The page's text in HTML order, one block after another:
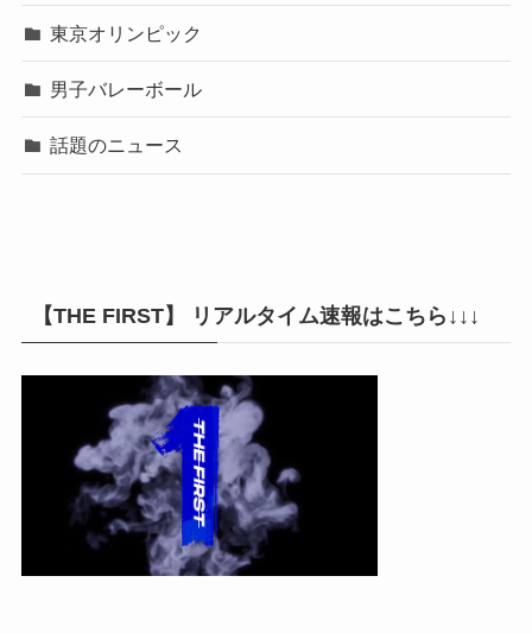
東京オリンピック
男子バレーボール
話題のニュース
【THE FIRST】 リアルタイム速報はこちら↓↓↓